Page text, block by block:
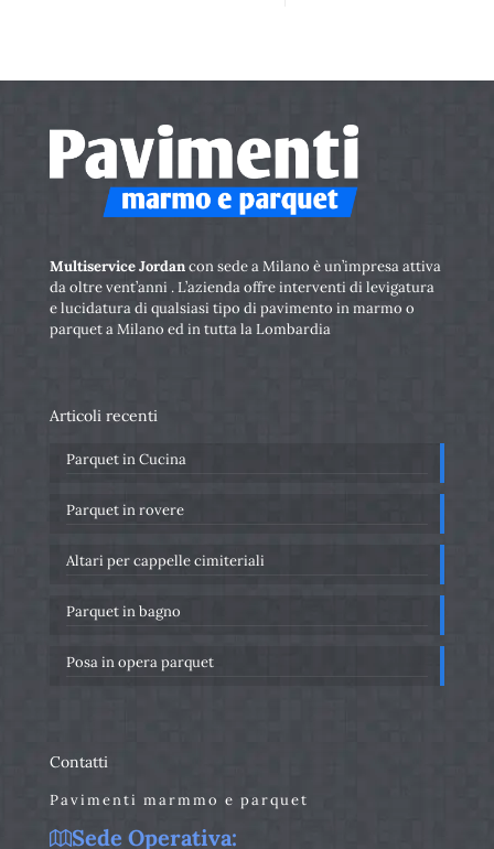
Multiservice Jordancon sede a Milano è un’impresa attiva
da oltre vent’anni . L’azienda offre interventi di levigatura
e lucidatura di qualsiasi tipo di pavimento in marmo o
parquet a Milano ed in tutta la Lombardia
Articoli recenti
Parquet in Cucina
Parquet in rovere
Altari per cappelle cimiteriali
Parquet in bagno
Posa in opera parquet
Contatti
Pavimenti marmmo e parquet
Sede Operativa: